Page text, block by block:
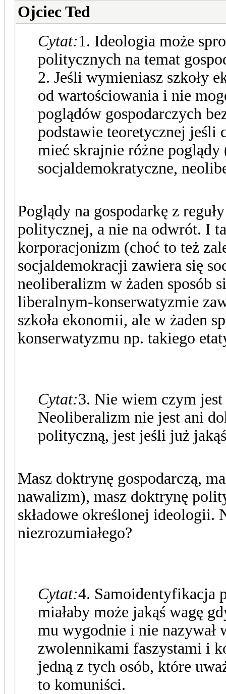
Ojciec Ted
Cytat:1. Ideologia może
politycznych na temat
2. Jeśli wymieniasz szkoły
od wartościowania i nie
poglądów gospodarczych
podstawie teoretycznej jeśli
mieć skrajnie różne poglądy
socjaldemokratyczne,
Poglądy na gospodarkę z
politycznej, a nie na odwrót. I
korporacjonizm (choć to też
socjaldemokracji zawiera się
neoliberalizm w żaden sposób
liberalnym-konserwatyzmie
szkoła ekonomii, ale w żaden
konserwatyzmu np. takiego
Cytat:3. Nie wiem czym
Neoliberalizm nie jest ani
polityczną, jest jeśli już
Masz doktrynę gospodarczą,
nawalizm), masz doktrynę
składowe określonej
niezrozumiałego?
Cytat:4. Samoidentyfikacja
miałaby może jakąś wagę
mu wygodnie i nie nazywał
zwolennikami faszystami i
jedną z tych osób, które
to komuniści.